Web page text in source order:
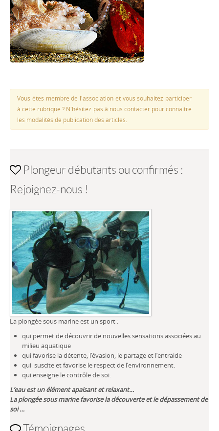
Vous êtes membre de l'association et vous souhaitez participer
à cette rubrique ? N'hésitez pas à nous contacter pour connaitre
les modalités de publication des articles.
Plongeur débutants ou confirmés :
Rejoignez-nous !
La plongée sous marine est un sport :
qui permet de découvrir de nouvelles sensations associées au
milieu aquatique
qui favorise la détente, l’évasion, le partage et l’entraide
qui suscite et favorise le respect de l’environnement.
qui enseigne le contrôle de soi.
L’eau est un élément apaisant et relaxant…
La plongée sous marine favorise la découverte et le dépassement de
soi …